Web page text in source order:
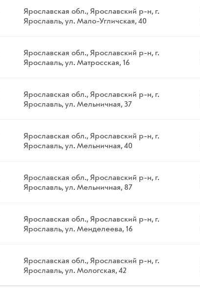
Ярославская обл., Ярославский р-н, г.
Ярославль, ул. Мало-Угличская, 40
Ярославская обл., Ярославский р-н, г.
Ярославль, ул. Матросская, 16
Ярославская обл., Ярославский р-н, г.
Ярославль, ул. Мельничная, 37
Ярославская обл., Ярославский р-н, г.
Ярославль, ул. Мельничная, 40
Ярославская обл., Ярославский р-н, г.
Ярославль, ул. Мельничная, 87
Ярославская обл., Ярославский р-н, г.
Ярославль, ул. Менделеева, 16
Ярославская обл., Ярославский р-н, г.
Ярославль, ул. Мологская, 42